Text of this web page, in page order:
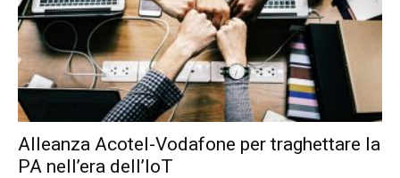
Alleanza Acotel-Vodafone per traghettare la
PA nell’era dell’IoT